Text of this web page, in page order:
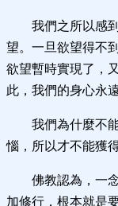
我們之所以感
望。一旦欲望得不
欲望暫時實現了，
此，我們的身心永
我們為什麼不
惱，所以才不能獲
佛教認為，一
加修行，根本就是